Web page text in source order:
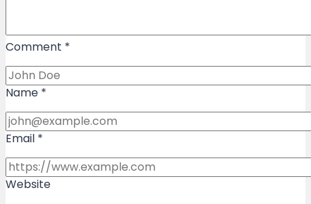
Comment *
Name *
Email *
Website